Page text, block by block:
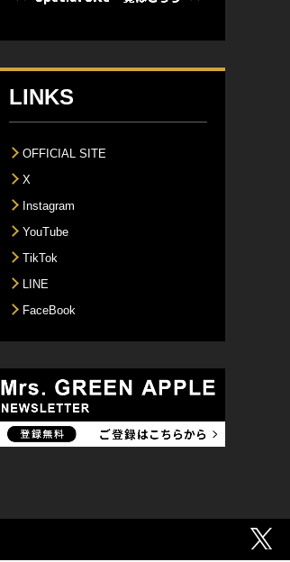
LINKS
OFFICIAL SITE
X
Instagram
YouTube
TikTok
LINE
FaceBook